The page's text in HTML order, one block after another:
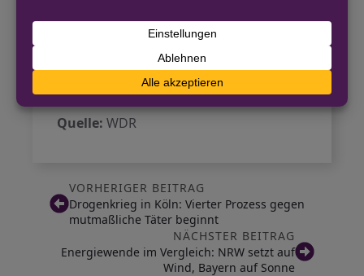
Technologien nutzen können, um den
Bedürfnissen ihrer Bürger gerecht zu
werden und zukunftsorientierte
Lösungen im städtischen Raum zu
implementieren.
Quelle: WDR
VORHERIGER BEITRAG
Drogenkrieg in Köln: Vierter Prozess gegen
mutmaßliche Täter beginnt
NÄCHSTER BEITRAG
Energiewende im Vergleich: NRW setzt auf
Wind, Bayern auf Sonne